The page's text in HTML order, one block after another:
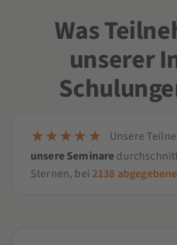
Was
unserer
Unsere
unsere Seminare
Sternen, bei2138